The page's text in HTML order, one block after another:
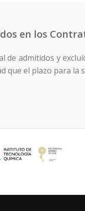
en los
de admitidos y
que el plazo para